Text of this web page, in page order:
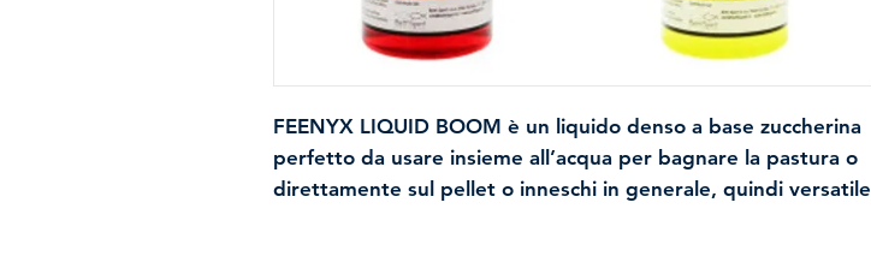
FEENYX LIQUID BOOM è un liquido denso a base zuccherina
perfetto da usare insieme all’acqua per bagnare la pastura o
direttamente sul pellet o inneschi in generale, quindi versatile